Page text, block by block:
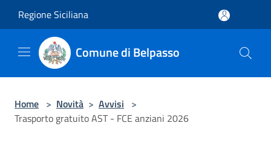
Regione Siciliana
Comune di Belpasso
Home > Novità > Avvisi >
Trasporto gratuito AST - FCE anziani 2026